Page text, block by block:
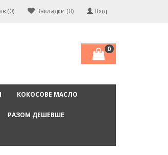
Вхід
Закладки (0)
(0)
0
КОКОСОВЕ МАСЛО
РАЗОМ ДЕШЕВШЕ